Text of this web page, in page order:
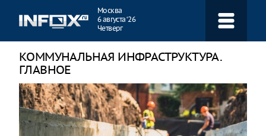
Москва
6 августа ‘26
Четверг
КОММУНАЛЬНАЯ ИНФРАСТРУКТУРА.
ГЛАВНОЕ